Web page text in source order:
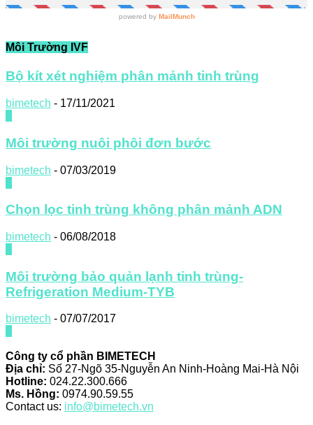
Môi Trường IVF
Bộ kít xét nghiệm phân mảnh tinh trùng
bimetech - 17/11/2021
Môi trường nuôi phôi đơn bước
bimetech - 07/03/2019
Chọn lọc tinh trùng không phân mảnh ADN
bimetech - 06/08/2018
Môi trường bảo quản lạnh tinh trùng-
Refrigeration Medium-TYB
bimetech - 07/07/2017
Công ty cổ phần BIMETECH
Địa chỉ: Số 27-Ngõ 35-Nguyễn An Ninh-Hoàng Mai-Hà Nội
Hotline: 024.22.300.666
Ms. Hồng: 0974.90.59.55
Contact us: info@bimetech.vn